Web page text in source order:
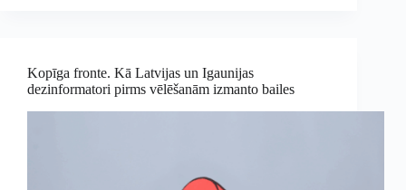
Kopīga fronte. Kā Latvijas un Igaunijas
dezinformatori pirms vēlēšanām izmanto bailes